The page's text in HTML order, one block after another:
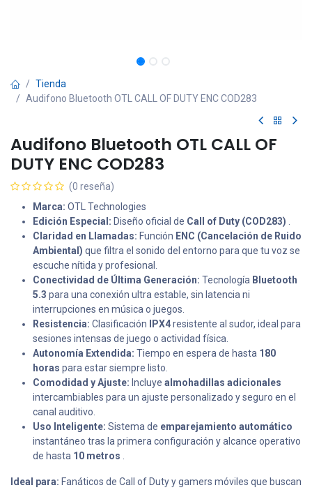
Tienda
Audifono Bluetooth OTL CALL OF DUTY ENC COD283
Audifono Bluetooth OTL CALL OF
DUTY ENC COD283
(0 reseña)
Marca: OTL Technologies
Edición Especial: Diseño oficial de Call of Duty (COD283)
Claridad en Llamadas: Función ENC (Cancelación de Ruido
Ambiental) que filtra el sonido del entorno para que tu voz se
escuche nítida y profesional.
Conectividad de Última Generación: Tecnología Bluetooth
5.3 para una conexión ultra estable, sin latencia ni
interrupciones en música o juegos.
Resistencia: Clasificación IPX4resistente al sudor, ideal para
sesiones intensas de juego o actividad física.
Autonomía Extendida: Tiempo en espera de hasta 180
horas para estar siempre listo.
Comodidad y Ajuste: Incluye almohadillas adicionales
intercambiables para un ajuste personalizado y seguro en el
canal auditivo.
Uso Inteligente: Sistema de emparejamiento automático
instantáneo tras la primera configuración y alcance operativo
de hasta 10 metros
Ideal para: Fanáticos de Call of Duty y gamers móviles que buscan